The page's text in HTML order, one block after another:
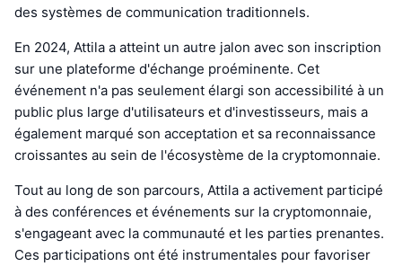
des systèmes de communication traditionnels.
En 2024, Attila a atteint un autre jalon avec son inscription
sur une plateforme d'échange proéminente. Cet
événement n'a pas seulement élargi son accessibilité à un
public plus large d'utilisateurs et d'investisseurs, mais a
également marqué son acceptation et sa reconnaissance
croissantes au sein de l'écosystème de la cryptomonnaie.
Tout au long de son parcours, Attila a activement participé
à des conférences et événements sur la cryptomonnaie,
s'engageant avec la communauté et les parties prenantes.
Ces participations ont été instrumentales pour favoriser